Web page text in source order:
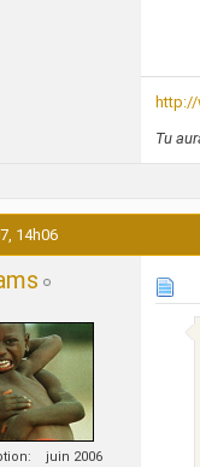
Tu
14h06
juin 2006